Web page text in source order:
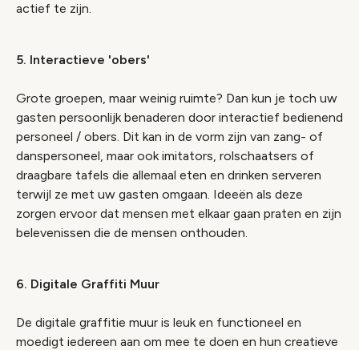
actief te zijn.
5. Interactieve 'obers'
Grote groepen, maar weinig ruimte? Dan kun je toch uw
gasten persoonlijk benaderen door interactief bedienend
personeel / obers. Dit kan in de vorm zijn van zang- of
danspersoneel, maar ook imitators, rolschaatsers of
draagbare tafels die allemaal eten en drinken serveren
terwijl ze met uw gasten omgaan. Ideeën als deze
zorgen ervoor dat mensen met elkaar gaan praten en zijn
belevenissen die de mensen onthouden.
6. Digitale Graffiti Muur
De digitale graffitie muur is leuk en functioneel en
moedigt iedereen aan om mee te doen en hun creatieve